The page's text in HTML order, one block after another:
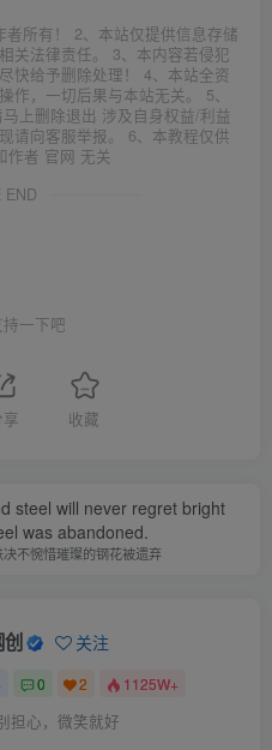
所有！ 2、本站仅提供信息存储
关法律责任。 3、本内容若侵犯
快给予删除处理！ 4、本站全资
作，一切后果与本站无关。 5、
上删除退出 涉及自身权益/利益
请向客服举报。 6、本教程仅供
作者 官网 无关
END
一下吧
享 收藏
steel will never regret bright
was abandoned.
不惋惜璀璨的钢花被遗弃
关注
0 2 1125W+
担心，微笑就好